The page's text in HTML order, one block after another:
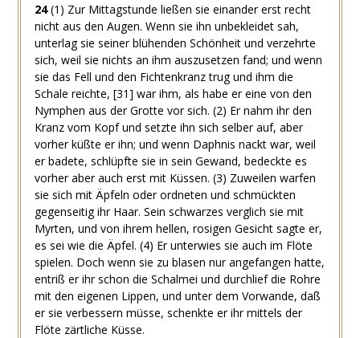
24 (1) Zur Mittagstunde ließen sie einander erst recht
nicht aus den Augen. Wenn sie ihn unbekleidet sah,
unterlag sie seiner blühenden Schönheit und verzehrte
sich, weil sie nichts an ihm auszusetzen fand; und wenn
sie das Fell und den Fichtenkranz trug und ihm die
Schale reichte, [31] war ihm, als habe er eine von den
Nymphen aus der Grotte vor sich. (2) Er nahm ihr den
Kranz vom Kopf und setzte ihn sich selber auf, aber
vorher küßte er ihn; und wenn Daphnis nackt war, weil
er badete, schlüpfte sie in sein Gewand, bedeckte es
vorher aber auch erst mit Küssen. (3) Zuweilen warfen
sie sich mit Äpfeln oder ordneten und schmückten
gegenseitig ihr Haar. Sein schwarzes verglich sie mit
Myrten, und von ihrem hellen, rosigen Gesicht sagte er,
es sei wie die Äpfel. (4) Er unterwies sie auch im Flöte
spielen. Doch wenn sie zu blasen nur angefangen hatte,
entriß er ihr schon die Schalmei und durchlief die Rohre
mit den eigenen Lippen, und unter dem Vorwande, daß
er sie verbessern müsse, schenkte er ihr mittels der
Flöte zärtliche Küsse.